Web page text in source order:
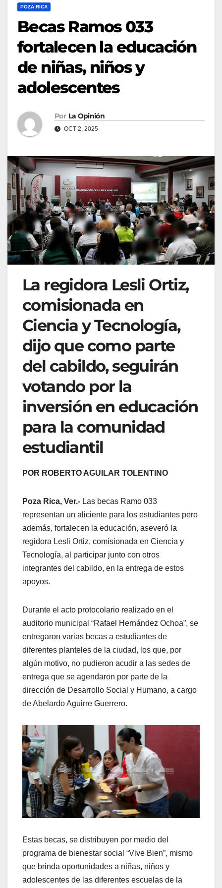
POZA RICA
Becas Ramos 033
fortalecen la educación
de niñas, niños y
adolescentes
Por La Opinión
OCT 2, 2025
La regidora Lesli Ortiz,
comisionada en
Ciencia y Tecnología,
dijo que como parte
del cabildo, seguirán
votando por la
inversión en educación
para la comunidad
estudiantil
POR ROBERTO AGUILAR TOLENTINO
Poza Rica, Ver.- Las becas Ramo 033
representan un aliciente para los estudiantes pero
además, fortalecen la educación, aseveró la
regidora Lesli Ortiz, comisionada en Ciencia y
Tecnología, al participar junto con otros
integrantes del cabildo, en la entrega de estos
apoyos.
Durante el acto protocolario realizado en el
auditorio municipal “Rafael Hernández Ochoa”, se
entregaron varias becas a estudiantes de
diferentes planteles de la ciudad, los que, por
algún motivo, no pudieron acudir a las sedes de
entrega que se agendaron por parte de la
dirección de Desarrollo Social y Humano, a cargo
de Abelardo Aguirre Guerrero.
Estas becas, se distribuyen por medio del
programa de bienestar social “Vive Bien”, mismo
que brinda oportunidades a niñas, niños y
adolescentes de las diferentes escuelas de la